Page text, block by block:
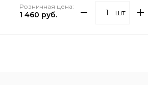
Розничная цена:
1 460 руб. шт